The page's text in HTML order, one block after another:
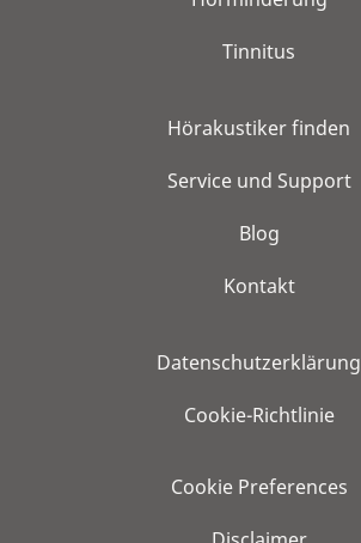
Tinnitus
Hörakustiker finden
Service und Support
Blog
Kontakt
Datenschutzerklärung
Cookie-Richtlinie
Cookie Preferences